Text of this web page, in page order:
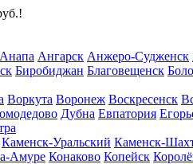
Анапа Ангарск Анжеро-Судженск
Биробиджан Благовещенск
Воркута Воронеж Воскресенск
Дубна Евпатория
Каменск-Уральский Каменск-
Амуре Конаково Копейск